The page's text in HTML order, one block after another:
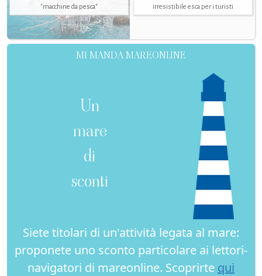
"macchine da pesca"
irresistibile esca per i turisti
MI MANDA MAREONLINE
Un
mare
di
sconti
Siete titolari di un'attività legata al mare:
proponete uno sconto particolare ai lettori-
navigatori di mareonline. Scoprirte qui